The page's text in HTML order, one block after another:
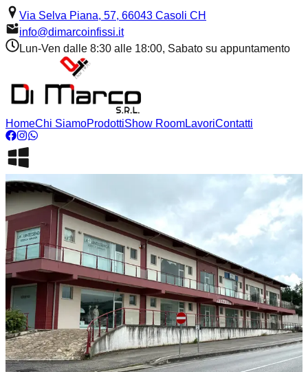
Via Selva Piana, 57, 66043 Casoli CH
info@dimarcoinfissi.it
Lun-Ven dalle 8:30 alle 18:00, Sabato su appuntamento
HomeChi SiamoProdottiShow RoomLavoriContatti